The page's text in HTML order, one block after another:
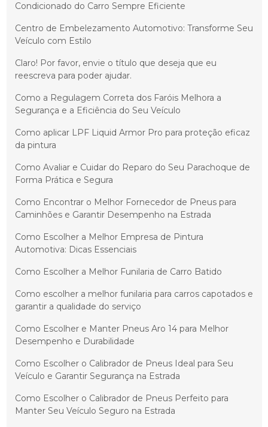
Condicionado do Carro Sempre Eficiente
Centro de Embelezamento Automotivo: Transforme Seu
Veículo com Estilo
Claro! Por favor, envie o título que deseja que eu
reescreva para poder ajudar.
Como a Regulagem Correta dos Faróis Melhora a
Segurança e a Eficiência do Seu Veículo
Como aplicar LPF Liquid Armor Pro para proteção eficaz
da pintura
Como Avaliar e Cuidar do Reparo do Seu Parachoque de
Forma Prática e Segura
Como Encontrar o Melhor Fornecedor de Pneus para
Caminhões e Garantir Desempenho na Estrada
Como Escolher a Melhor Empresa de Pintura
Automotiva: Dicas Essenciais
Como Escolher a Melhor Funilaria de Carro Batido
Como escolher a melhor funilaria para carros capotados e
garantir a qualidade do serviço
Como Escolher e Manter Pneus Aro 14 para Melhor
Desempenho e Durabilidade
Como Escolher o Calibrador de Pneus Ideal para Seu
Veículo e Garantir Segurança na Estrada
Como Escolher o Calibrador de Pneus Perfeito para
Manter Seu Veículo Seguro na Estrada